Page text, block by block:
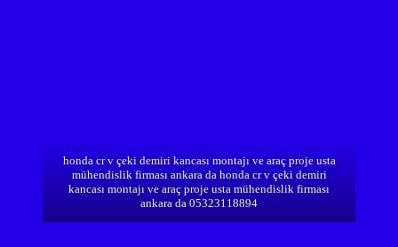
honda cr v çeki demiri kancası montajı ve araç proje usta
mühendislik firması ankara da honda cr v çeki demiri
kancası montajı ve araç proje usta mühendislik firması
ankara da 05323118894